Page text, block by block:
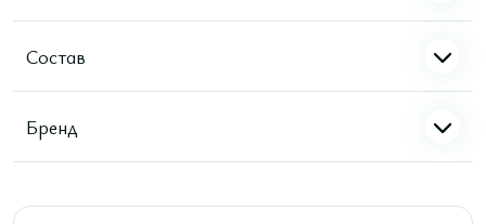
Состав
Бренд